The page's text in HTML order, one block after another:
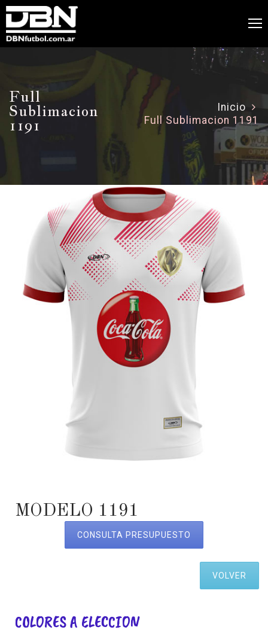
Full
Sublimacion
1191
Inicio
Full Sublimacion 1191
MODELO 1191
CONSULTA PRESUPUESTO
VOLVER
COLORES A ELECCION